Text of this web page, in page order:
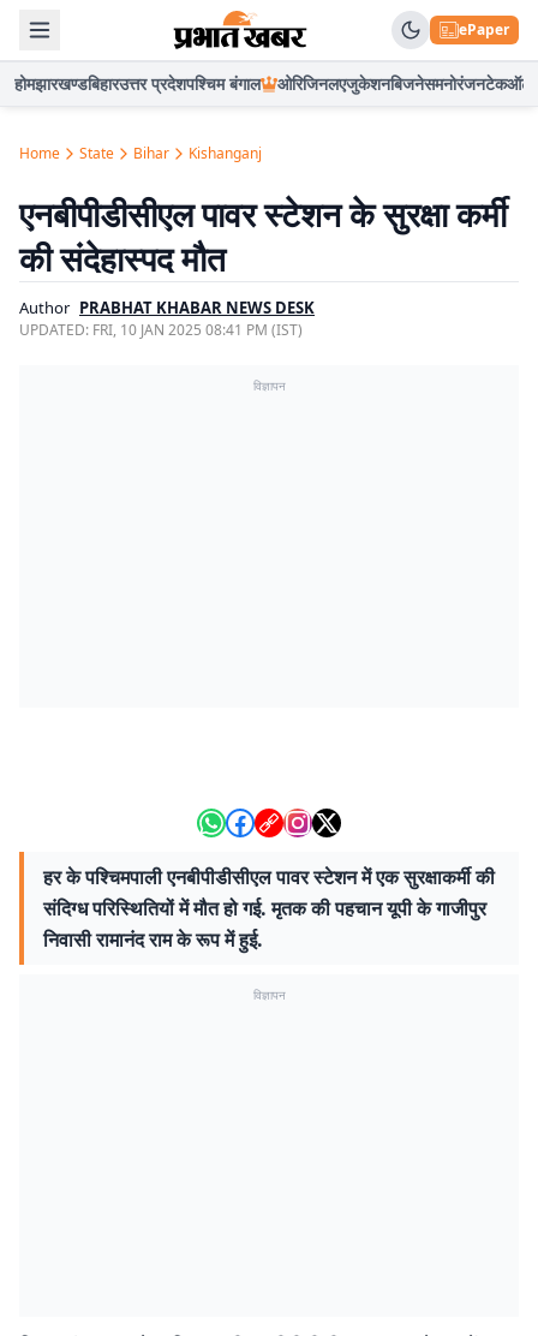
ePaper
होमझारखण्डबिहारउत्तर प्रदेशपश्चिम बंगाल ओरिजिनलएजुकेशनबिजनेसमनोरंजनटेकऑटो
Home State Bihar Kishanganj
एनबीपीडीसीएल पावर स्टेशन के सुरक्षा कर्मी
की संदेहास्पद मौत
Author PRABHAT KHABAR NEWS DESK
UPDATED: FRI, 10 JAN 2025 08:41 PM (IST)
विज्ञापन
हर के पश्चिमपाली एनबीपीडीसीएल पावर स्टेशन में एक सुरक्षाकर्मी की
संदिग्ध परिस्थितियों में मौत हो गई. मृतक की पहचान यूपी के गाजीपुर
निवासी रामानंद राम के रूप में हुई.
विज्ञापन